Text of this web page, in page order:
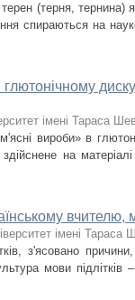
(терня, тернина)
спираються на
імені Тараса
вироби» в
на
імені Тараса
з'ясовано
мови